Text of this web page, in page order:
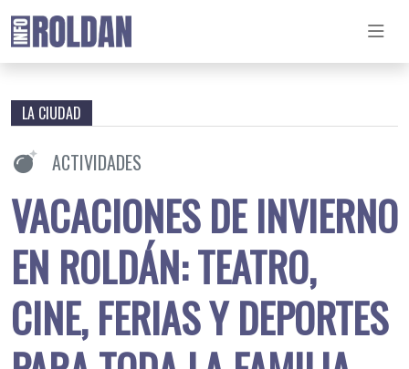
LA CIUDAD
ACTIVIDADES
VACACIONES DE INVIERNO
EN ROLDÁN: TEATRO,
CINE, FERIAS Y DEPORTES